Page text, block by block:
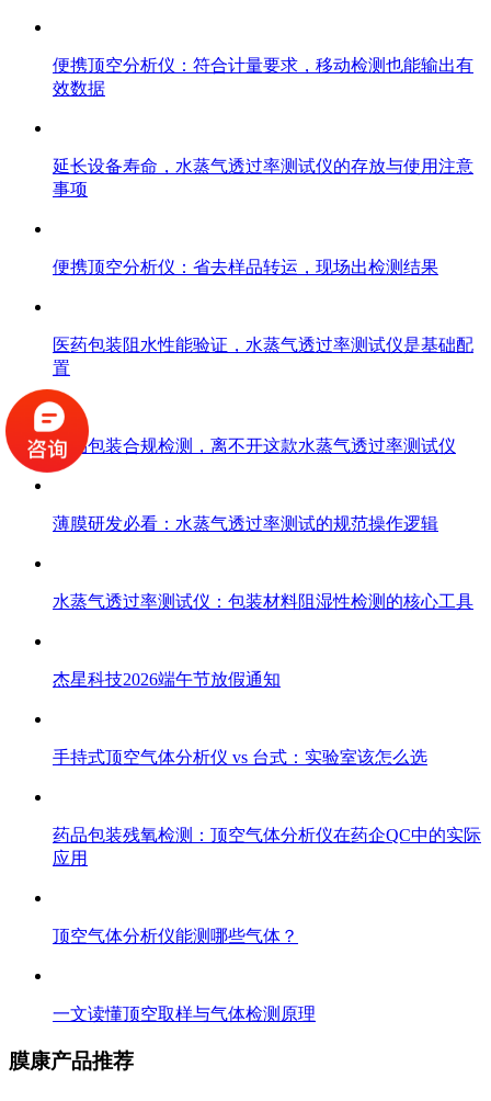
便携顶空分析仪：符合计量要求，移动检测也能输出有
效数据
延长设备寿命，水蒸气透过率测试仪的存放与使用注意
事项
便携顶空分析仪：省去样品转运，现场出检测结果
医药包装阻水性能验证，水蒸气透过率测试仪是基础配
置
食品包装合规检测，离不开这款水蒸气透过率测试仪
薄膜研发必看：水蒸气透过率测试的规范操作逻辑
水蒸气透过率测试仪：包装材料阻湿性检测的核心工具
杰星科技2026端午节放假通知
手持式顶空气体分析仪 vs 台式：实验室该怎么选
药品包装残氧检测：顶空气体分析仪在药企QC中的实际
应用
顶空气体分析仪能测哪些气体？
一文读懂顶空取样与气体检测原理
膜康产品推荐